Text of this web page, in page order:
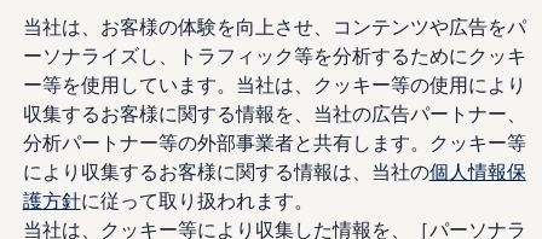
当社は、お客様の体験を向上させ、コンテンツや広告をパ
ーソナライズし、トラフィック等を分析するためにクッキ
ー等を使用しています。当社は、クッキー等の使用により
収集するお客様に関する情報を、当社の広告パートナー、
分析パートナー等の外部事業者と共有します。クッキー等
により収集するお客様に関する情報は、当社の個人情報保
護方針に従って取り扱われます。
当社は、クッキー等により収集した情報を、［パーソナラ
main
content
to
footer
ID. Buzz
T-Cross
Tiguan
Golf
Golf GTI
Golf R
Golf Variant
Golf R Variant
Passat
ID.4
Polo
Information
2011年